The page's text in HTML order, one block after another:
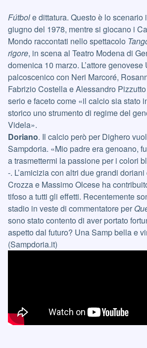
Fútbole dittatura. Questo è lo scenario
giugno del 1978, mentre si giocano i
Mondo raccontati nello spettacolo
rigore, in scena al Teatro Modena di
domenica 10 marzo. L’attore
palcoscenico con Neri Marcoré,
Fabrizio Costella e Alessandro
serio e faceto come «il calcio sia stato
storico uno strumento di regime del
Videla».
Doriano. Il calcio però per Dighero
Sampdoria. «Mio padre era genoano,
a trasmettermi la passione per i colori
-. L’amicizia con altri due grandi
Crozza e Massimo Olcese ha
tifoso a tutti gli effetti. Recentemente
stadio in veste di commentatore per
sono stato contento di aver portato
aspetto dal futuro? Una Samp bella e
(Sampdoria.it)